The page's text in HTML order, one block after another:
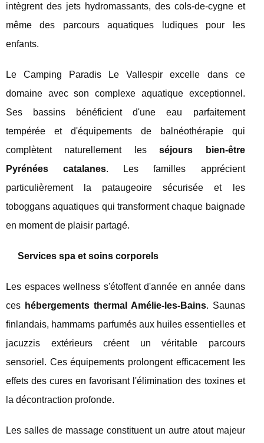
intègrent des jets hydromassants, des cols-de-cygne et
même des parcours aquatiques ludiques pour les
enfants.
Le Camping Paradis Le Vallespir excelle dans ce
domaine avec son complexe aquatique exceptionnel.
Ses bassins bénéficient d'une eau parfaitement
tempérée et d'équipements de balnéothérapie qui
complètent naturellement lesséjours bien-être
Pyrénées catalanes. Les familles apprécient
particulièrement la pataugeoire sécurisée et les
toboggans aquatiques qui transforment chaque baignade
en moment de plaisir partagé.
Services spa et soins corporels
Les espaces wellness s'étoffent d'année en année dans
ces hébergements thermal Amélie-les-Bains. Saunas
finlandais, hammams parfumés aux huiles essentielles et
jacuzzis extérieurs créent un véritable parcours
sensoriel. Ces équipements prolongent efficacement les
effets des cures en favorisant l'élimination des toxines et
la décontraction profonde.
Les salles de massage constituent un autre atout majeur